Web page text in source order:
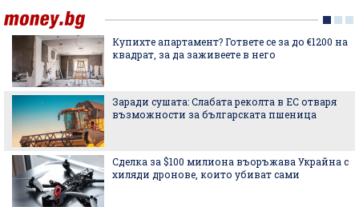
Купихте апартамент? Гответе се за до €1200 на
квадрат, за да заживеете в него
Заради сушата: Слабата реколта в ЕС отваря
възможности за българската пшеница
Сделка за $100 милиона въоръжава Украйна с
хиляди дронове, които убиват сами